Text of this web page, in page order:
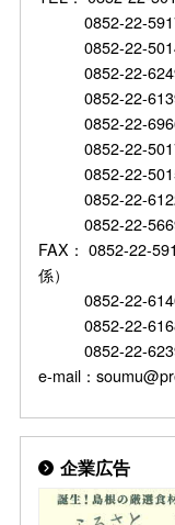
0852-22-5917
0852-22-5014
0852-22-6249
0852-22-6139
0852-22-6966
0852-22-5017
0852-22-5015
0852-22-6122
0852-22-5669
FAX： 0852-22-
係）
0852-22-6140
0852-22-6168
0852-22-6239
e-mail：
企業広告